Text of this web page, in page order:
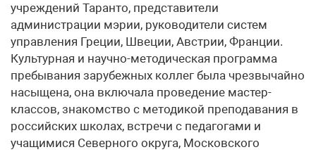
учреждений Таранто, представители
администрации мэрии, руководители систем
управления Греции, Швеции, Австрии, Франции.
Культурная и научно-методическая программа
пребывания зарубежных коллег была чрезвычайно
насыщена, она включала проведение мастер-
классов, знакомство с методикой преподавания в
российских школах, встречи с педагогами и
учащимися Северного округа, Московского